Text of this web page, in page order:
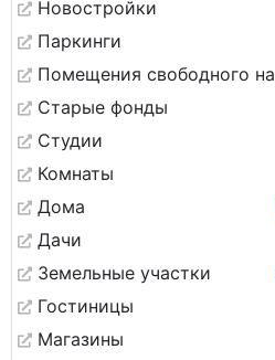
Новостройки
Паркинги
Старые фонды
Студии
Комнаты
Дома
Дачи
Земельные участки
Гостиницы
Магазины